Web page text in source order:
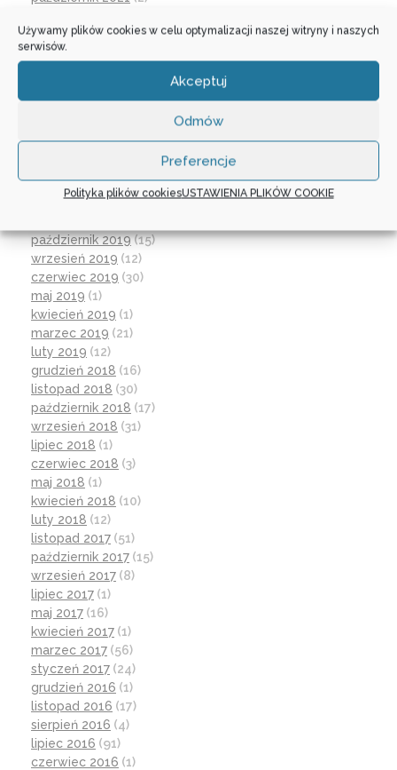
Używamy plików cookies w celu optymalizacji naszej witryny i naszych
serwisów.
Akceptuj
Odmów
Preferencje
Polityka plików cookiesUSTAWIENIA PLIKÓW COOKIE
sierpień 2021(4)
lipiec 2021
kwiecień 2020(1)
styczeń 2020(17)
grudzień 2019(18)
październik 2019(15)
wrzesień 2019 (12)
czerwiec 2019 (30)
maj 2019 (1)
kwiecień 2019 (1)
marzec 2019 (21)
luty 2019 (12)
grudzień 2018 (16)
listopad 2018 (30)
październik 2018 (17)
wrzesień 2018 (31)
lipiec 2018 (1)
czerwiec 2018 (3)
maj 2018 (1)
kwiecień 2018 (10)
luty 2018 (12)
listopad 2017 (51)
październik 2017 (15)
wrzesień 2017 (8)
lipiec 2017 (1)
maj 2017 (16)
kwiecień 2017 (1)
marzec 2017 (56)
styczeń 2017 (24)
grudzień 2016 (1)
listopad 2016 (17)
sierpień 2016 (4)
lipiec 2016 (91)
czerwiec 2016 (1)